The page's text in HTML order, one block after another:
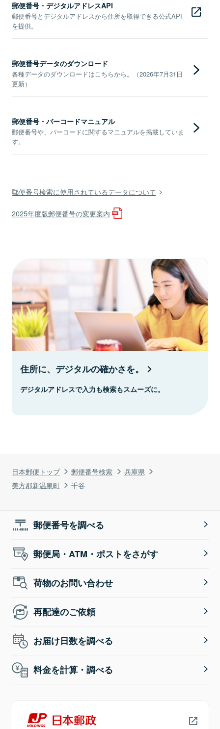
日本郵便トップ 郵便番号検索
兵庫県
美方郡新温泉町
千谷
郵便番号・デジタルアドレスAPI
郵便番号とデジタルアドレスから住所を取得できる公式API
を提供。
郵便番号データのダウンロード
各種データのダウンロードはこちらから。（2026年7月31日
更新）
郵便番号・バーコードマニュアル
郵便番号や、バーコードに関するマニュアルを掲載していま
す。
郵便番号検索に使用されているデータについて
2025年度版郵便番号の変更案内
住所に、デジタルの確かさを。
デジタルアドレスで入力も検索もスムーズに。
郵便番号を調べる
郵便局・ATM・ポストをさがす
荷物のお問い合わせ
再配達のご依頼
お届け日数を調べる
料金を計算・調べる